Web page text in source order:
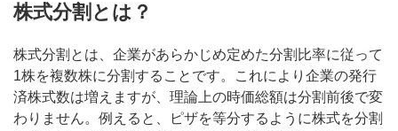
株式分割とは？
株式分割とは、企業があらかじめ定めた分割比率に従って
1株を複数株に分割することです。これにより企業の発行
済株式数は増えますが、理論上の時価総額は分割前後で変
わりません。例えると、ピザを等分するように株式を分割